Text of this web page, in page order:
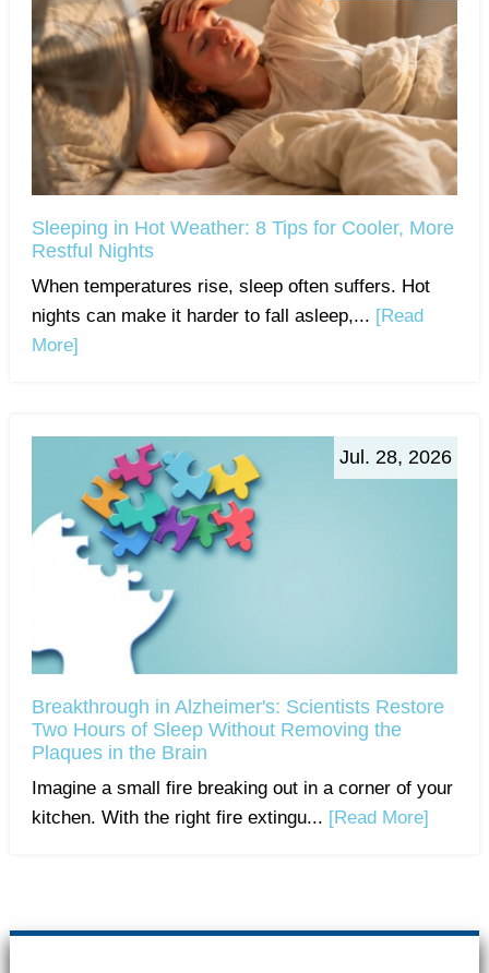
Sleeping in Hot Weather: 8 Tips for Cooler, More
Restful Nights
When temperatures rise, sleep often suffers. Hot
nights can make it harder to fall asleep,... [Read
More]
Jul. 28, 2026
Breakthrough in Alzheimer's: Scientists Restore
Two Hours of Sleep Without Removing the
Plaques in the Brain
Imagine a small fire breaking out in a corner of your
kitchen. With the right fire extingu... [Read More]